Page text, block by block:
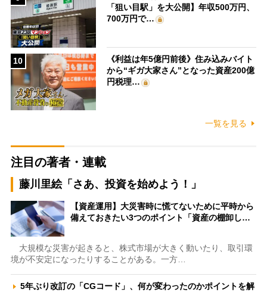
「狙い目駅」を大公開】年収500万円、
700万円で…
10
《利益は年5億円前後》住み込みバイト
から“ギガ大家さん”となった資産200億
円税理…
一覧を見る
注目の著者・連載
藤川里絵「さあ、投資を始めよう！」
【資産運用】大災害時に慌てないために平時から
備えておきたい3つのポイント「資産の棚卸し…
大規模な災害が起きると、株式市場が大きく動いたり、取引環
境が不安定になったりすることがある。一方…
5年ぶり改訂の「CGコード」、何が変わったのかポイントを解